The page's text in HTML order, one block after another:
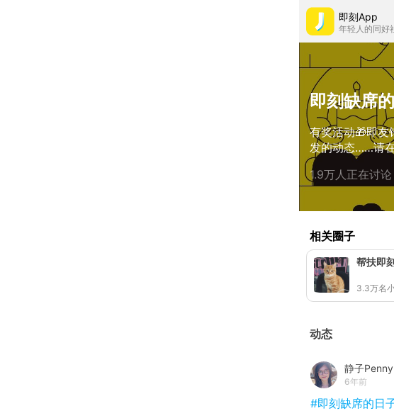
即刻App
年轻人的同好
即刻缺席
有奖活动🎁即友
发的动态……请在
1.9万人正在讨
相关圈子
帮扶即
3.3万名
动态
静子Penny
6年前
#即刻缺席的日